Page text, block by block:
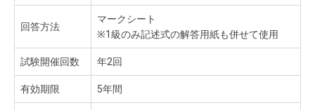
回答方法
マークシート
※1級のみ記述式の解答用紙も併せて使用
試験開催回数 年2回
有効期限 5年間